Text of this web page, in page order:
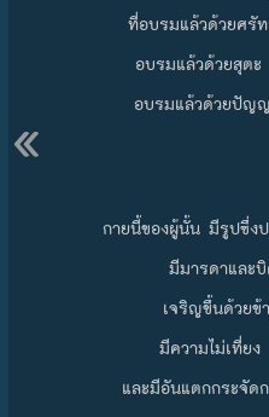
ที่อบรมแล้วด้วยศรั
อบรมแล้วด้วยสุต
อบรมแล้วด้วยปัญ
กายนี้ของผู้นั้น มีรูปซึ่ง
มีมารดาและ
เจริญขึ้นด้วยข้
มีความไม่เที่ย
และมีอันแตกกระจัด
«